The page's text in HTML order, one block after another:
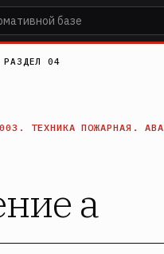
РАЗДЕЛ 04
ТЕХНИКА ПОЖАРНАЯ.
а